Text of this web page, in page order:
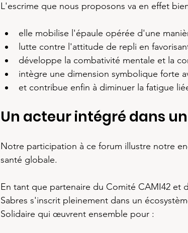
L'escrime que nous proposons va en effet
elle mobilise l'épaule opérée d'une
lutte contre l'attitude de repli en
développe la combativité mentale et la
intègre une dimension symbolique forte
et contribue enfin à diminuer la fatigue
Un acteur intégré dans
Notre participation à ce forum illustre notre
santé globale.
En tant que partenaire du Comité CAMI42 et
Sabres s'inscrit pleinement dans un
Solidaire qui œuvrent ensemble pour :